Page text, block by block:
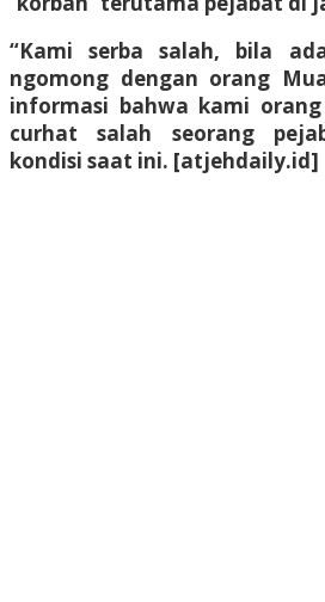
“Kami serba salah, bila
ngomong dengan orang
informasi bahwa kami orang
curhat salah seorang
kondisi saat ini. [atjehdaily.id]